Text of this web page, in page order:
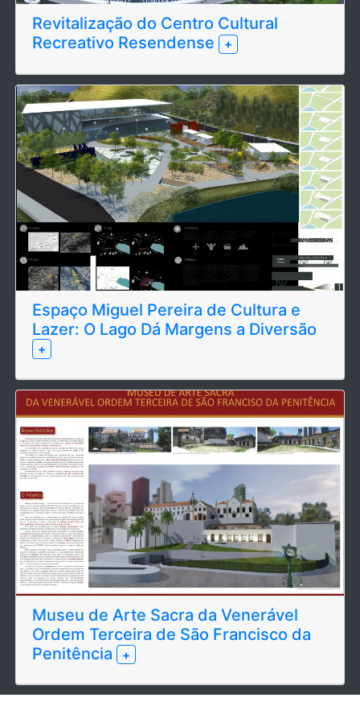
Revitalização do Centro Cultural
Recreativo Resendense
+
Espaço Miguel Pereira de Cultura e
Lazer: O Lago Dá Margens a Diversão
+
Museu de Arte Sacra da Venerável
Ordem Terceira de São Francisco da
Penitência
+